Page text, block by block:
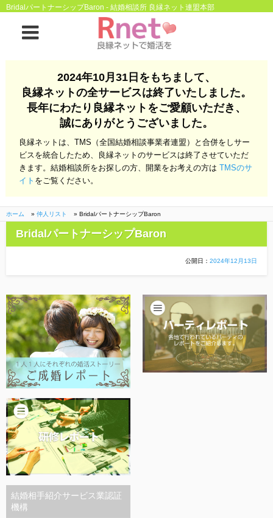
良縁ネットとは
お金のこと
会社概要
よくある質問
る質問
開業支援
お金のこと
会社概要
一般のよくある質問
相談室からのよくある質問
BridalパートナーシップBaron - 結婚相談所 良縁ネット連盟本部
2024年10月31日をもちまして、
良縁ネットの全サービスは終了いたしました。
長年にわたり良縁ネットをご愛顧いただき、
誠にありがとうございました。
良縁ネットは、TMS（全国結婚相談事業者連盟）と合併をしサー
ビスを統合したため、良縁ネットのサービスは終了させていただ
きます。結婚相談所をお探しの方、開業をお考えの方はTMSのサ
イト をご覧ください。
ホーム » 仲人リスト » BridalパートナーシップBaron
結婚相手紹介サービス業認証
機構
BridalパートナーシップBaron
公開日： 2024年12月13日